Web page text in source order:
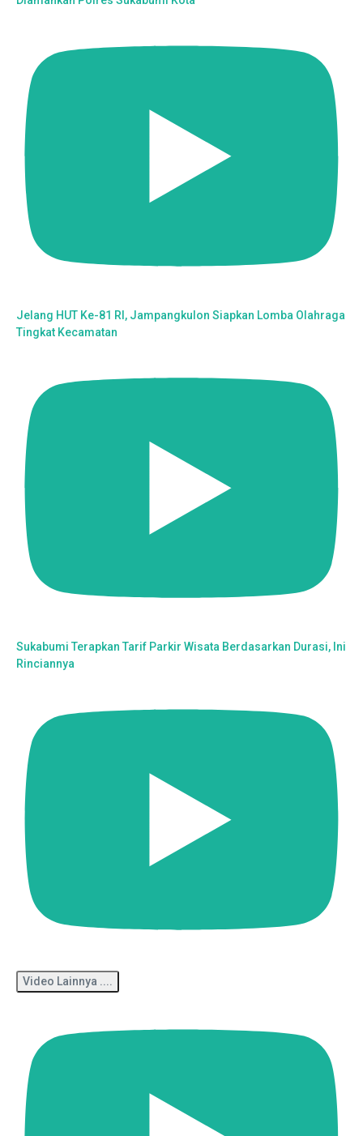
Jelang HUT Ke-81 RI, Jampangkulon Siapkan Lomba Olahraga
Tingkat Kecamatan
Sukabumi Terapkan Tarif Parkir Wisata Berdasarkan Durasi, Ini
Rinciannya
Video Lainnya ....